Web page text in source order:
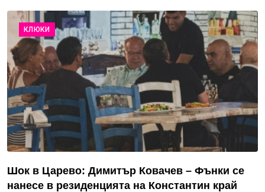
КЛЮКИ
Шок в Царево: Димитър Ковачев – Фънки се
нанесе в резиденцията на Константин край